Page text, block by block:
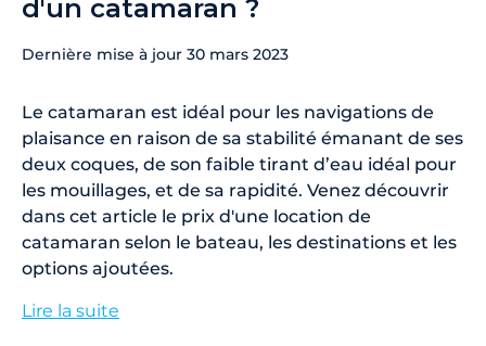
d'un catamaran ?
Dernière mise à jour 30 mars 2023
Le catamaran est idéal pour les navigations de
plaisance en raison de sa stabilité émanant de ses
deux coques, de son faible tirant d’eau idéal pour
les mouillages, et de sa rapidité. Venez découvrir
dans cet article le prix d'une location de
catamaran selon le bateau, les destinations et les
options ajoutées.
Lire la suite